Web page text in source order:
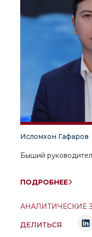
Исломхон Гафаров
Быший
ПОДРОБНЕЕ
АНАЛИТИЧЕСКИЕ
ДЕЛИТЬСЯ